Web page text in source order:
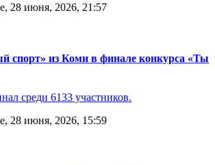
28 июня, 2026, 21:57
спорт» из Коми в финале конкурса «Ты
среди 6133 участников.
28 июня, 2026, 15:59